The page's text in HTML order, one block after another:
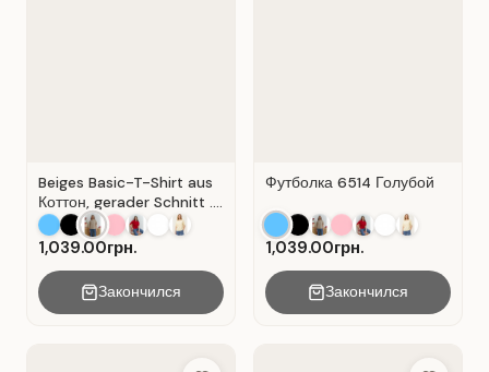
Beiges Basic-T-Shirt aus
Коттон, gerader Schnitt .
Beige.
1,039.00грн.
Закончился
Футболка 6514 Голубой
1,039.00грн.
Закончился